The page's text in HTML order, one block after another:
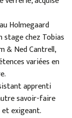
Holmegaard
stage chez Tobias
& Ned Cantrell,
variées en
apprenti
savoir-faire
exigeant.